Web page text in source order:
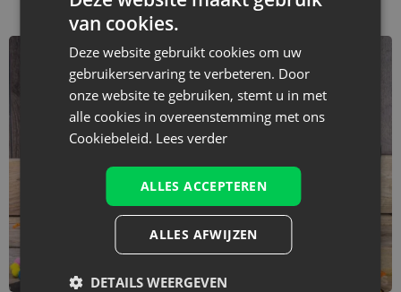
van cookies.
Deze website gebruikt cookies om uw
gebruikerservaring te verbeteren. Door
onze website te gebruiken, stemt u in met
alle cookies in overeenstemming met ons
Cookiebeleid. Lees verder
ALLES ACCEPTEREN
ALLES AFWIJZEN
DETAILS WEERGEVEN